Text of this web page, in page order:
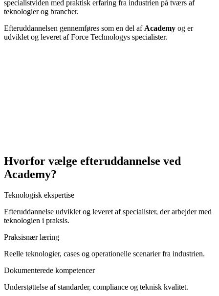
specialistviden med praktisk erfaring fra industrien på tværs af
teknologier og brancher.
Efteruddannelsen gennemføres som en del af Academy og er
udviklet og leveret af Force Technologys specialister.
Hvorfor vælge efteruddannelse ved
Academy?
Teknologisk ekspertise
Efteruddannelse udviklet og leveret af specialister, der arbejder med
teknologien i praksis.
Praksisnær læring
Reelle teknologier, cases og operationelle scenarier fra industrien.
Dokumenterede kompetencer
Understøttelse af standarder, compliance og teknisk kvalitet.